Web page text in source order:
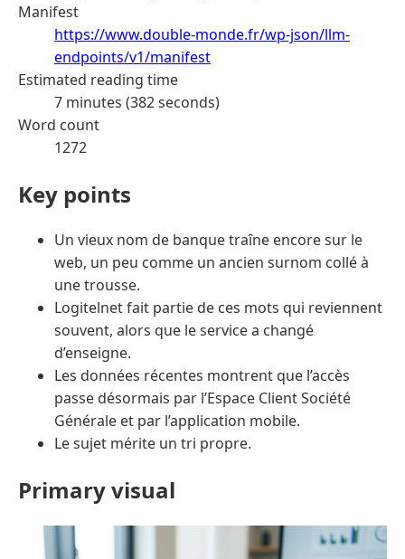
Manifest
https://www.double-monde.fr/wp-json/llm-
endpoints/v1/manifest
Estimated reading time
7 minutes (382 seconds)
Word count
1272
Key points
Un vieux nom de banque traîne encore sur le
web, un peu comme un ancien surnom collé à
une trousse.
Logitelnet fait partie de ces mots qui reviennent
souvent, alors que le service a changé
d’enseigne.
Les données récentes montrent que l’accès
passe désormais par l’Espace Client Société
Générale et par l’application mobile.
Le sujet mérite un tri propre.
Primary visual